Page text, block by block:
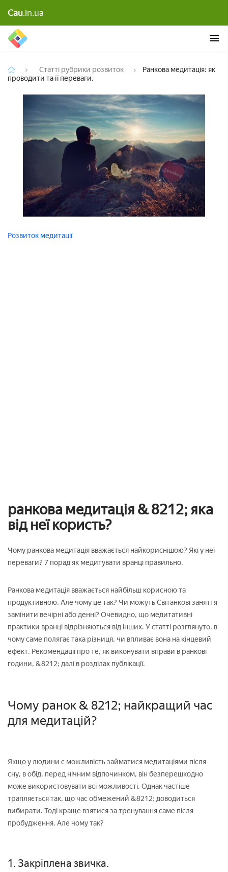
Cau.in.uaРанкова медитація: як проводити та її переваги.
Статті рубрики розвиток
Ранкова медитація: як
проводити та її переваги.
Розвиток медитації
ранкова медитація & 8212; яка
від неї користь?
Чому ранкова медитація вважається найкориснішою? Які у неї
переваги? 7 порад як медитувати вранці правильно.
Ранкова медитація вважається найбільш корисною та
продуктивною. Але чому це так? Чи можуть Світанкові заняття
замінити вечірні або денні? Очевидно, що медитативні
практики вранці відрізняються від інших. У статті розглянуто, в
чому саме полягає така різниця, чи впливає вона на кінцевий
ефект. Рекомендації про те, як виконувати вправи в ранкові
години, &8212; далі в розділах публікації.
Чому ранок & 8212; найкращий час
для медитацій?
Якщо у людини є можливість займатися медитаціями після
сну, в обід, перед нічним відпочинком, він безперешкодно
може використовувати всі можливості. Однак частіше
трапляється так, що час обмежений &8212; доводиться
вибирати. Тоді краще взятися за тренування саме після
пробудження. Але чому так?
1. Закріплена звичка.